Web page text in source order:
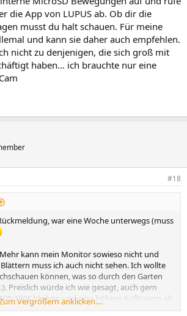
die App von LUPUS ab. Ob dir die
musst du halt schauen. Für meine
und kann sie daher auch empfehlen.
nicht zu denjenigen, die sich groß mit
haben… ich brauchte nur eine
#18
war eine Woche unterwegs (muss
kann mein Monitor sowieso nicht und
muss ich auch nicht sehen. Ich wollte
können, was so durch den Garten
Preislich würde ich wie gesagt, auch gern
150€ bleiben und eine höhere Auflösung als
auch eher nach dem Gegenteil an
Vergrößern anklicken....